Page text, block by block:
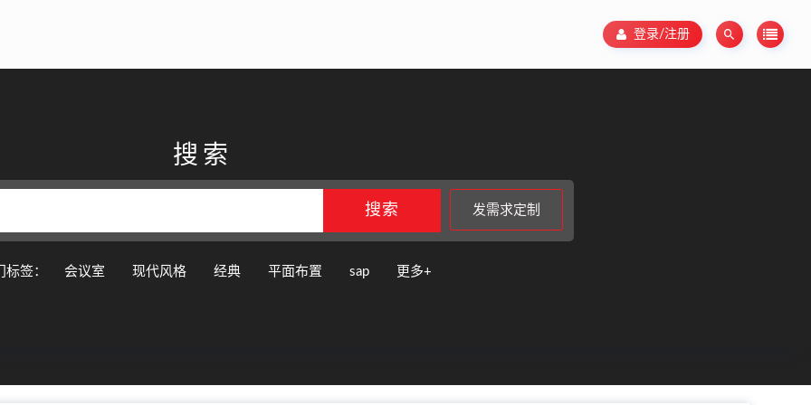
登录/注册
搜索
发需求定制
签： 会议室 现代风格 经典 平面布置 sap 更多+